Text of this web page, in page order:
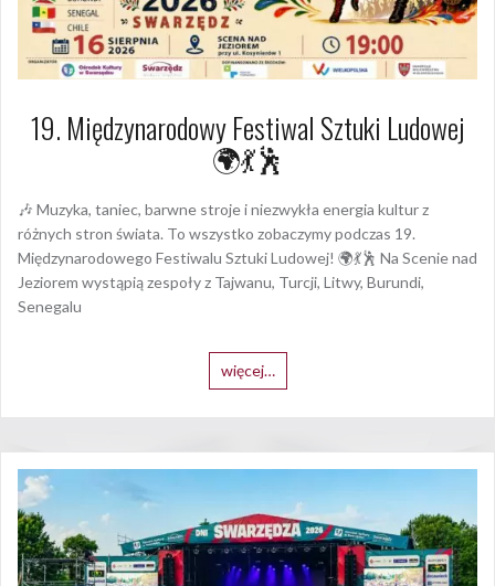
19. Międzynarodowy Festiwal Sztuki Ludowej
🌍💃🕺
🎶 Muzyka, taniec, barwne stroje i niezwykła energia kultur z
różnych stron świata. To wszystko zobaczymy podczas 19.
Międzynarodowego Festiwalu Sztuki Ludowej! 🌍💃🕺 Na Scenie nad
Jeziorem wystąpią zespoły z Tajwanu, Turcji, Litwy, Burundi,
Senegalu
więcej…